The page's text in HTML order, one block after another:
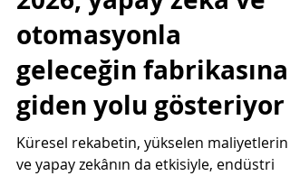
2026, yapay zekâ ve
otomasyonla
geleceğin fabrikasına
giden yolu gösteriyor
Küresel rekabetin, yükselen maliyetlerin